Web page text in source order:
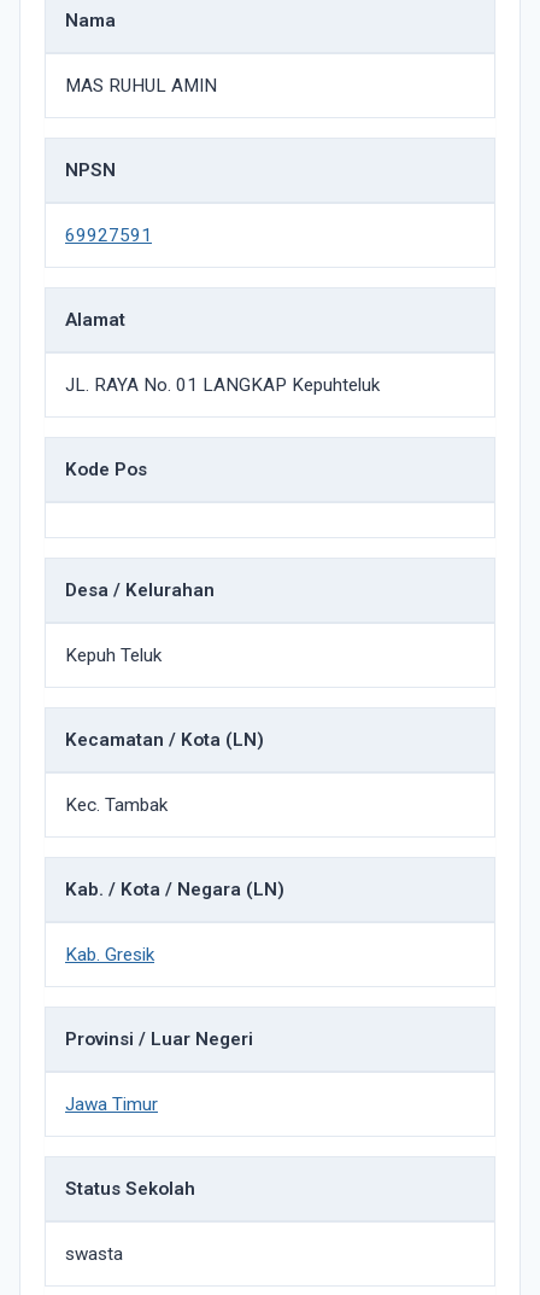
Nama
MAS RUHUL AMIN
NPSN
69927591
Alamat
JL. RAYA No. 01 LANGKAP Kepuhteluk
Kode Pos
Desa / Kelurahan
Kepuh Teluk
Kecamatan / Kota (LN)
Kec. Tambak
Kab. / Kota / Negara (LN)
Kab. Gresik
Provinsi / Luar Negeri
Jawa Timur
Status Sekolah
swasta